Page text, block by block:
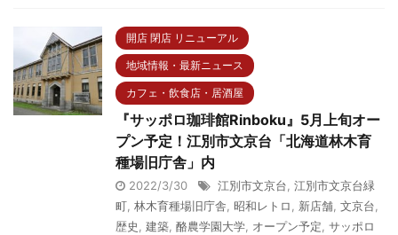
開店 閉店 リニューアル
地域情報・最新ニュース
カフェ・飲食店・居酒屋
『サッポロ珈琲館Rinboku』5月上旬オー
プン予定！江別市文京台「北海道林木育
種場旧庁舎」内
2022/3/30 江別市文京台, 江別市文京台緑
町, 林木育種場旧庁舎, 昭和レトロ, 新店舗, 文京台,
歴史, 建築, 酪農学園大学, オープン予定, サッポロ